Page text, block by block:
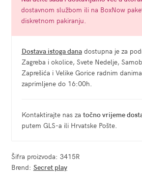
dostavnom službom ili na BoxNow
diskretnom pakiranju.
Dostava istoga danadostupna je za
Zagreba i okolice, Svete Nedelje,
Zaprešića i Velike Gorice radnim
zaprimljene do 16:00h.
Kontaktirajte nas za točno vrijeme
putem GLS-a ili Hrvatske Pošte.
Šifra proizvoda: 3415R
Brend: Secret play